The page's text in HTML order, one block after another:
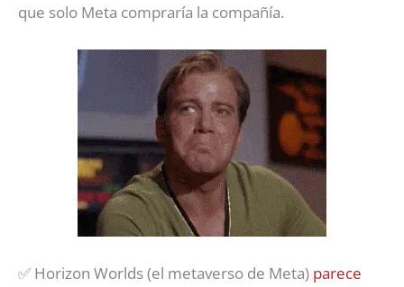
que solo Meta compraría la compañía.
✅ Horizon Worlds (el metaverso de Meta) parece